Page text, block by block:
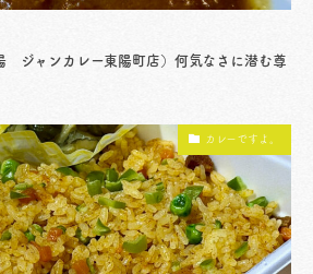
ジャンカレー東陽町店）何気なさに潜む尊
カレーですよ。